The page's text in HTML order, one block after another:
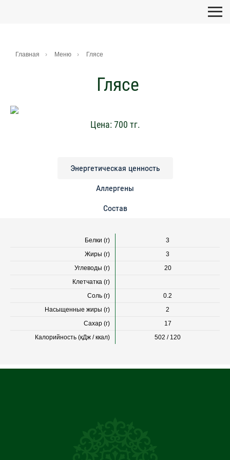
Главная Меню Глясе
Глясе
Цена:700 тг.
Энергетическая ценность
Аллергены
Состав
Белки (г)
3
Жиры (г)
3
Углеводы (г)
20
Клетчатка (г)
Соль (г)
0.2
Насыщенные жиры (г)
2
Сахар (г)
17
Калорийность (кДж / ккал)
502 / 120